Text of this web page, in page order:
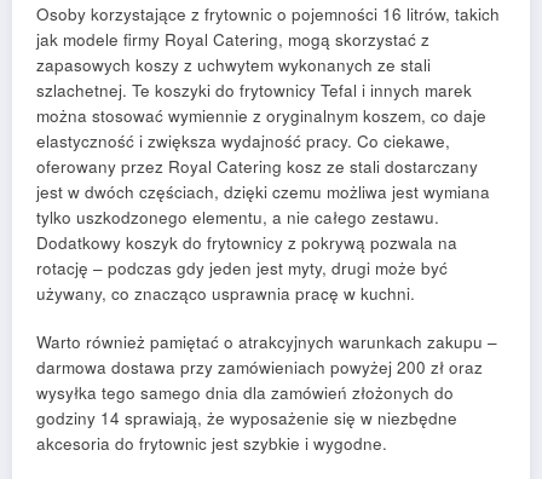
Osoby korzystające z frytownic o pojemności 16 litrów, takich
jak modele firmy Royal Catering, mogą skorzystać z
zapasowych koszy z uchwytem wykonanych ze stali
szlachetnej. Te koszyki do frytownicy Tefal i innych marek
można stosować wymiennie z oryginalnym koszem, co daje
elastyczność i zwiększa wydajność pracy. Co ciekawe,
oferowany przez Royal Catering kosz ze stali dostarczany
jest w dwóch częściach, dzięki czemu możliwa jest wymiana
tylko uszkodzonego elementu, a nie całego zestawu.
Dodatkowy koszyk do frytownicy z pokrywą pozwala na
rotację – podczas gdy jeden jest myty, drugi może być
używany, co znacząco usprawnia pracę w kuchni.
Warto również pamiętać o atrakcyjnych warunkach zakupu –
darmowa dostawa przy zamówieniach powyżej 200 zł oraz
wysyłka tego samego dnia dla zamówień złożonych do
godziny 14 sprawiają, że wyposażenie się w niezbędne
akcesoria do frytownic jest szybkie i wygodne.